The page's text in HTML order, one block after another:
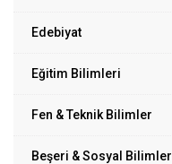
Edebiyat
Eğitim Bilimleri
Fen & Teknik Bilimler
Beşeri & Sosyal Bilimler